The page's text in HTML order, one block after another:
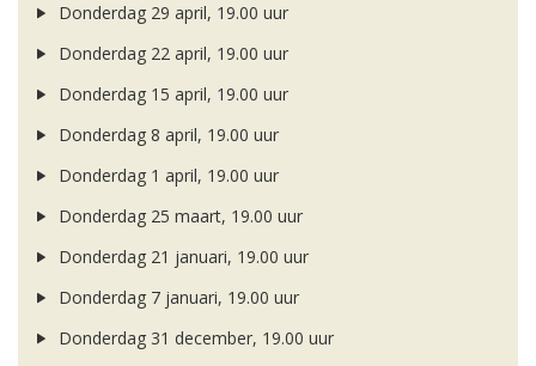
Donderdag 29 april, 19.00 uur
Donderdag 22 april, 19.00 uur
Donderdag 15 april, 19.00 uur
Donderdag 8 april, 19.00 uur
Donderdag 1 april, 19.00 uur
Donderdag 25 maart, 19.00 uur
Donderdag 21 januari, 19.00 uur
Donderdag 7 januari, 19.00 uur
Donderdag 31 december, 19.00 uur